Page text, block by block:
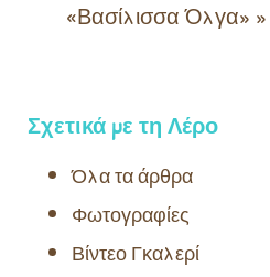
«Βασίλισσα Όλγα» »
Σχετικά με τη Λέρο
Όλα τα άρθρα
Φωτογραφίες
Βίντεο Γκαλερί